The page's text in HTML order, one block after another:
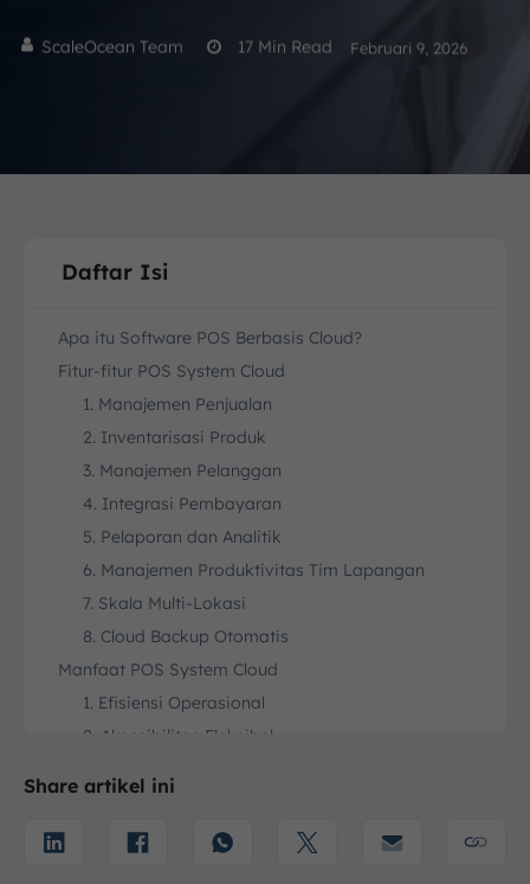
ScaleOcean Team 17 Min Read Februari 9, 2026
Daftar Isi
Apa itu Software POS Berbasis Cloud?
Fitur-fitur POS System Cloud
1. Manajemen Penjualan
2. Inventarisasi Produk
3. Manajemen Pelanggan
4. Integrasi Pembayaran
5. Pelaporan dan Analitik
6. Manajemen Produktivitas Tim Lapangan
7. Skala Multi-Lokasi
8. Cloud Backup Otomatis
Manfaat POS System Cloud
1. Efisiensi Operasional
2. Aksesibilitas Fleksibel
5. Integrasi Sistem yang Lancar
Share artikel ini